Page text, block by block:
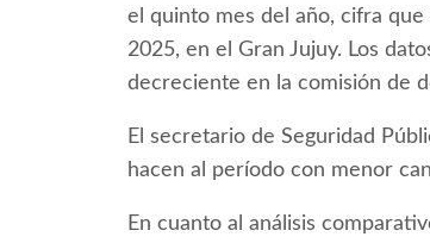
el quinto mes del año, cifra
2025, en el Gran Jujuy. Los
decreciente en la comisión de
El secretario de Seguridad
hacen al período con menor
En cuanto al análisis